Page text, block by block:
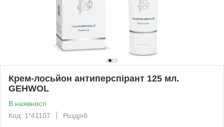
Крем-лосьйон антиперспірант 125 мл.
GEHWOL
В наявності
Код: 1*41107
Роздріб